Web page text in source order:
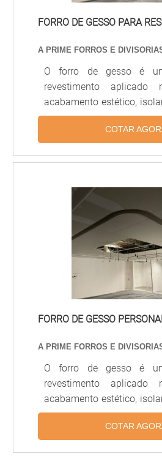
FORRO DE GESSO PARA
A PRIME FORROS E
O forro de gesso é
revestimento
acabamento estético,
e térmico, ocultação
elétricas e iluminação
acartonado (drywall) ou
formatos, sancas,
decorativos. É muito
residências,
comerciais pela
acabamento refinado.
COTAR
FORRO DE GESSO
A PRIME FORROS E
O forro de gesso é
revestimento
acabamento estético,
e térmico, ocultação
elétricas e iluminação
COTAR